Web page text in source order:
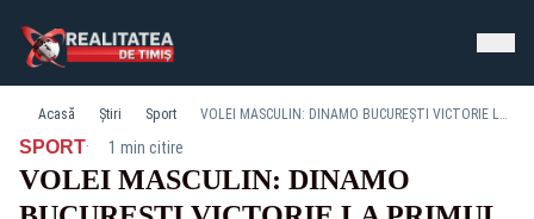
Acasă Știri Sport VOLEI MASCULIN: DINAMO BUCUREŞTI VICTORIE LA PRIMUL MECI ÎN TURNEUL AMICAL ELITE CUP
SPORT· 1 min citire
VOLEI MASCULIN: DINAMO